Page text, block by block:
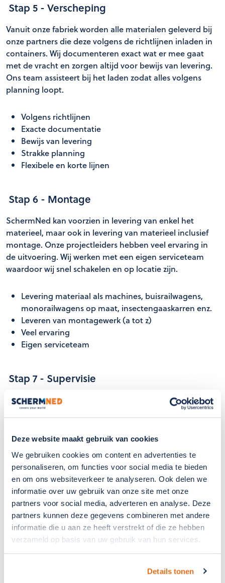
Deze website maakt gebruik van cookies
We gebruiken cookies om content en advertenties te
personaliseren, om functies voor social media te bieden
en om ons websiteverkeer te analyseren. Ook delen we
informatie over uw gebruik van onze site met onze
partners voor social media, adverteren en analyse. Deze
partners kunnen deze gegevens combineren met andere
informatie die u aan ze heeft verstrekt of die ze hebben
verzameld op basis van uw gebruik van hun services.
Details tonen
Stap 5 - Verscheping
Vanuit onze fabriek worden alle materialen geleverd bij
onze partners die deze volgens de richtlijnen inladen in
containers. Wij documenteren exact wat er mee gaat
met de vracht en zorgen altijd voor bewijs van levering.
Ons team assisteert bij het laden zodat alles volgens
planning loopt.
Volgens richtlijnen
Exacte documentatie
Bewijs van levering
Strakke planning
Flexibele en korte lijnen
Stap 6 - Montage
SchermNed kan voorzien in levering van enkel het
materieel, maar ook in levering van materieel inclusief
montage. Onze projectleiders hebben veel ervaring in
de uitvoering. Wij werken met een eigen serviceteam
waardoor wij snel schakelen en op locatie zijn.
Levering materiaal als machines, buisrailwagens,
monorailwagens op maat, insectengaaskarren enz.
Leveren van montagewerk (a tot z)
Veel ervaring
Eigen serviceteam
Stap 7 - Supervisie
Naast levering van materialen kunnen we ook zorgen
voor supervisie van het project i.p.v. gehele montage.
kwaliteit materialen, zeer ervaren supervisors die samen
installeren en toezien op een juiste werkwijze.
Toezicht op projecten
Ervaren supervisors
Aansturing lokale monteurs